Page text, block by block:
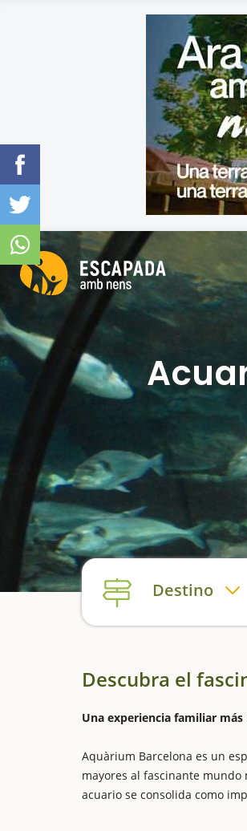
Destino
Descubra el
Una experiencia familiar
Aquàrium Barcelona es un
mayores al fascinante mundo
acuario se consolida como